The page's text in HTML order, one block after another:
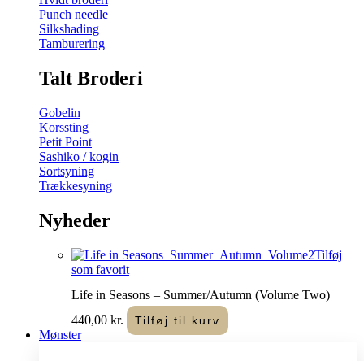
Punch needle
Silkshading
Tamburering
Talt Broderi
Gobelin
Korssting
Petit Point
Sashiko / kogin
Sortsyning
Trækkesyning
Nyheder
Tilføj
som favorit
Life in Seasons – Summer/Autumn (Volume Two)
440,00 kr. Tilføj til kurv
Mønster